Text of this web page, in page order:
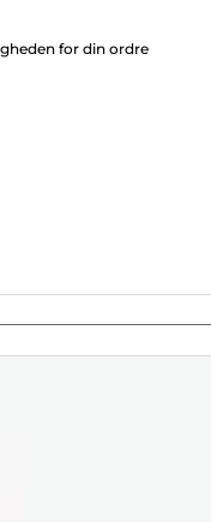
for din ordre